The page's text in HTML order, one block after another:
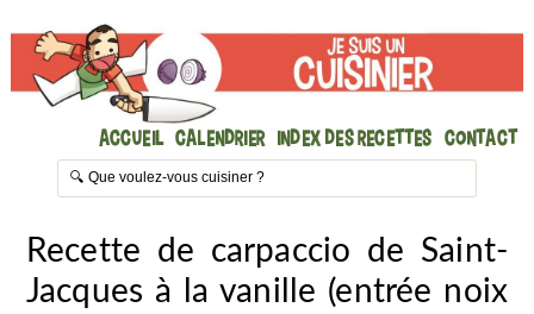
Accueil Calendrier Index des recettes Contact
Recette de carpaccio de Saint-
Jacques à la vanille (entrée noix